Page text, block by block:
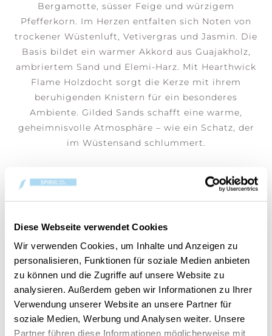
Diese Webseite verwendet Cookies
Wir verwenden Cookies, um Inhalte und Anzeigen zu
personalisieren, Funktionen für soziale Medien anbieten
zu können und die Zugriffe auf unsere Website zu
analysieren. Außerdem geben wir Informationen zu Ihrer
Verwendung unserer Website an unsere Partner für
soziale Medien, Werbung und Analysen weiter. Unsere
Partner führen diese Informationen möglicherweise mit
Bergamotte, süsser Feige und würzigem
Pfefferkorn. Im Herzen entfalten sich Noten von
trockener Wüstenluft, Vetivergras und Jasmin. Die
Basis bildet ein warmer Akkord aus Guajakholz,
ambriertem Sand und Elemi-Harz. Mit Hearthwick
Flame Holzdocht sorgt die Kerze mit ihrem
beruhigenden Knistern für ein besonderes
Ambiente. Gilded Sands schafft eine warme,
geheimnisvolle Atmosphäre – wie ein Schatz, der
im Wüstensand schlummert.
Gilded Sands Ellipse
CHF 44.90
CHF 22.45
Gilded Sands Large Jar
CHF 39.90
CHF 19.95